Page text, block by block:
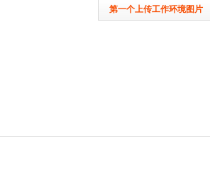
第一个上传工作环境图片